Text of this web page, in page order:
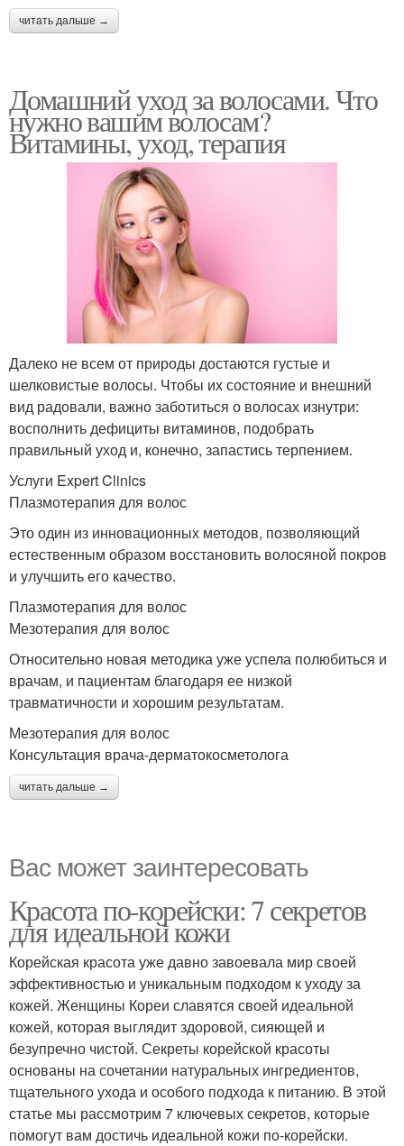
читать дальше →
Домашний уход за волосами. Что
нужно вашим волосам?
Витамины, уход, терапия
Далеко не всем от природы достаются густые и
шелковистые волосы. Чтобы их состояние и внешний
вид радовали, важно заботиться о волосах изнутри:
восполнить дефициты витаминов, подобрать
правильный уход и, конечно, запастись терпением.
Услуги Expert Clinics
Плазмотерапия для волос
Это один из инновационных методов, позволяющий
естественным образом восстановить волосяной покров
и улучшить его качество.
Плазмотерапия для волос
Мезотерапия для волос
Относительно новая методика уже успела полюбиться и
врачам, и пациентам благодаря ее низкой
травматичности и хорошим результатам.
Мезотерапия для волос
Консультация врача-дерматокосметолога
читать дальше →
Вас может заинтересовать
Красота по-корейски: 7 секретов
для идеальной кожи
Корейская красота уже давно завоевала мир своей
эффективностью и уникальным подходом к уходу за
кожей. Женщины Кореи славятся своей идеальной
кожей, которая выглядит здоровой, сияющей и
безупречно чистой. Секреты корейской красоты
основаны на сочетании натуральных ингредиентов,
тщательного ухода и особого подхода к питанию. В этой
статье мы рассмотрим 7 ключевых секретов, которые
помогут вам достичь идеальной кожи по-корейски.